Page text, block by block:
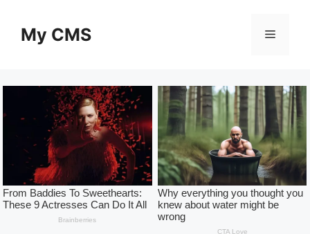
contentMy CMS Menu